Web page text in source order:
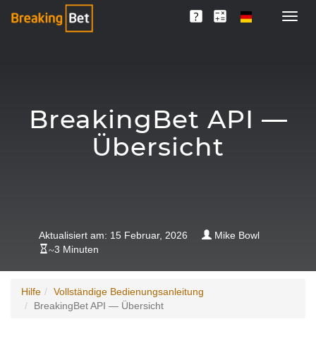
BreakingBet API —
Übersicht
Mike Bowl
Aktualisiert am: 15 Februar, 2026
~3 Minuten
Hilfe
Vollständige Bedienungsanleitung
BreakingBet API — Übersicht